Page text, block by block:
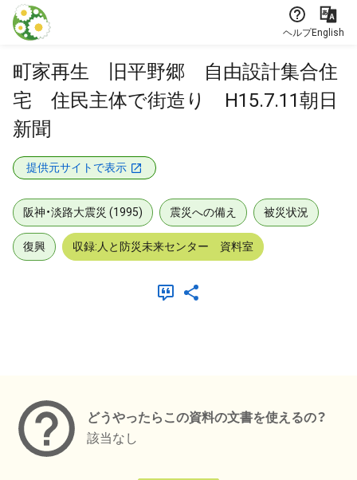
本文に飛ぶ
ヘルプEnglish
町家再生 旧平野郷 自由設計集合住
宅 住民主体で街造り H15.7.11朝日
新聞
提供元サイトで表示
阪神・淡路大震災 (1995) 震災への備え 被災状況
復興 収録:人と防災未来センター 資料室
どうやったらこの資料の文書を使えるの？
該当なし